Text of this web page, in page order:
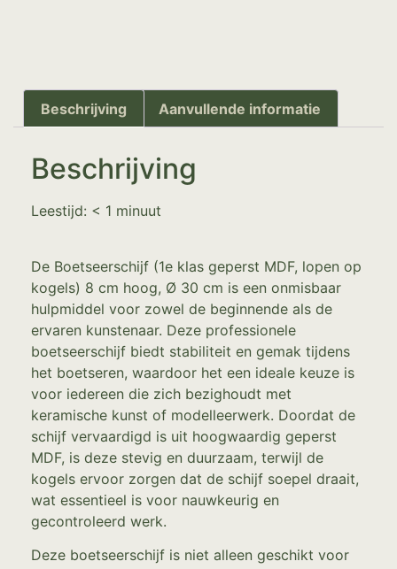
Beschrijving Aanvullende informatie
Beschrijving
Leestijd: < 1 minuut
De Boetseerschijf (1e klas geperst MDF, lopen op
kogels) 8 cm hoog, Ø 30 cm is een onmisbaar
hulpmiddel voor zowel de beginnende als de
ervaren kunstenaar. Deze professionele
boetseerschijf biedt stabiliteit en gemak tijdens
het boetseren, waardoor het een ideale keuze is
voor iedereen die zich bezighoudt met
keramische kunst of modelleerwerk. Doordat de
schijf vervaardigd is uit hoogwaardig geperst
MDF, is deze stevig en duurzaam, terwijl de
kogels ervoor zorgen dat de schijf soepel draait,
wat essentieel is voor nauwkeurig en
gecontroleerd werk.
Deze boetseerschijf is niet alleen geschikt voor